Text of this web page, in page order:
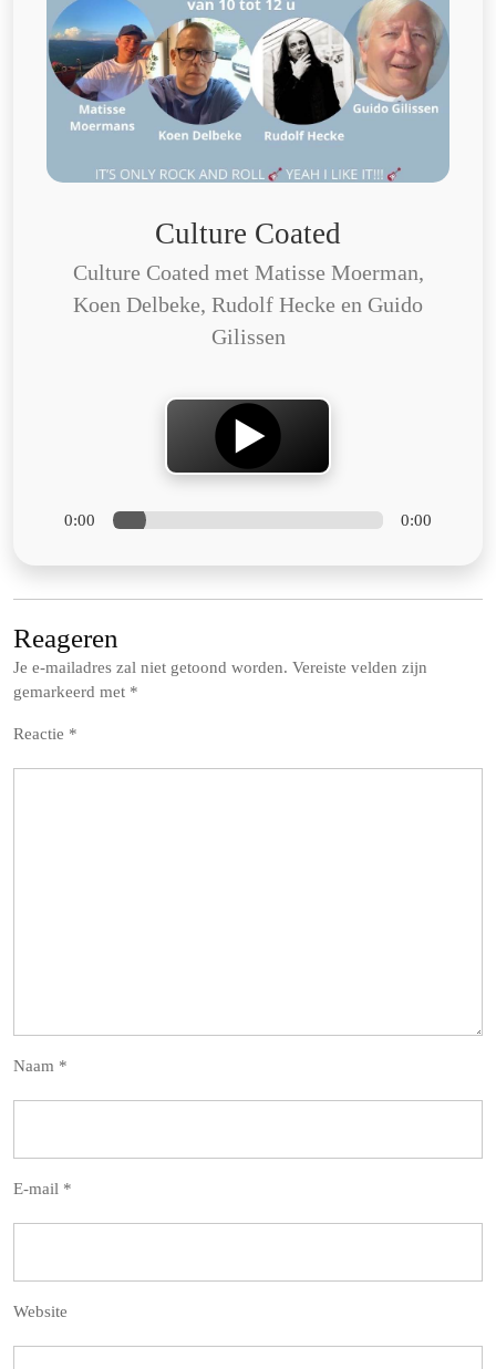
Culture Coated
Culture Coated met Matisse Moerman,
Koen Delbeke, Rudolf Hecke en Guido
Gilissen
0:00 0:00
Reageren
Je e-mailadres zal niet getoond worden. Vereiste velden zijn
gemarkeerd met *
Reactie *
Naam *
E-mail *
Website